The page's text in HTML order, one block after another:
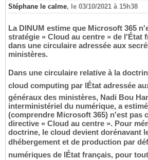
Stéphane le calme, le 03/10/2021 à 15h38
La DINUM estime que Microsoft 365
stratégie « Cloud au centre » de l'État
dans une circulaire adressée aux
ministères.
Dans une circulaire relative à la
cloud computing par lÉtat adressée
généraux des ministères, Nadi Bou
interministériel du numérique, a
(comprendre Microsoft 365) n'est pas
directive « Cloud au centre ». Pour
doctrine, le cloud devient dorénavant
dhébergement et de production par
numériques de lÉtat français, pour